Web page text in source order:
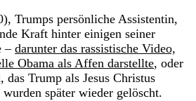
Trumps persönliche Assistentin,
Kraft hinter einigen seiner
– darunter das rassistische Video,
Obama als Affen darstellte, oder
Trump als Jesus Christus
später wieder gelöscht.